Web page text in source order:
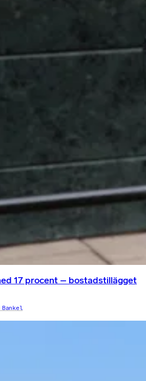
17 procent – bostadstillägget